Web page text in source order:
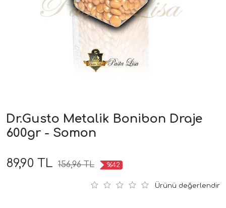
Dr.Gusto Metalik Bonibon Draje
600gr - Somon
89,90 TL 156,96 TL %42
Ürünü değerlendir